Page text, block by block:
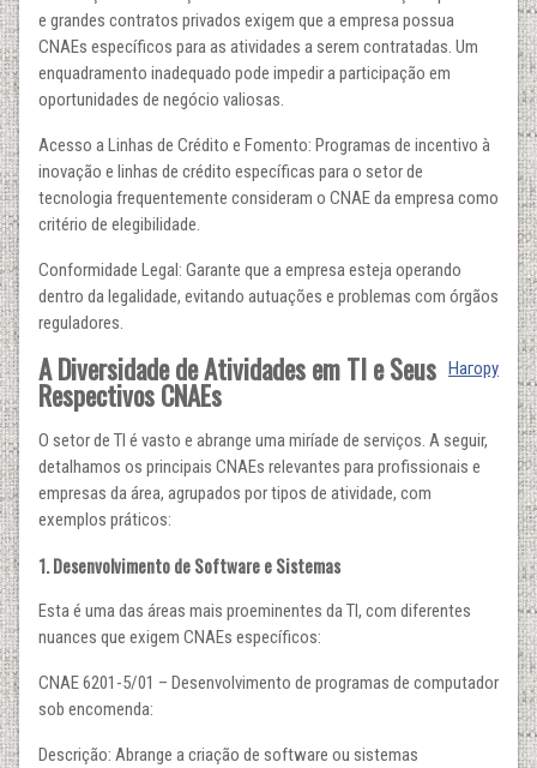
e grandes contratos privados exigem que a empresa possua
CNAEs específicos para as atividades a serem contratadas. Um
enquadramento inadequado pode impedir a participação em
oportunidades de negócio valiosas.
Acesso a Linhas de Crédito e Fomento: Programas de incentivo à
inovação e linhas de crédito específicas para o setor de
tecnologia frequentemente consideram o CNAE da empresa como
critério de elegibilidade.
Conformidade Legal: Garante que a empresa esteja operando
dentro da legalidade, evitando autuações e problemas com órgãos
reguladores.
Нагору
A Diversidade de Atividades em TI e Seus
Respectivos CNAEs
O setor de TI é vasto e abrange uma miríade de serviços. A seguir,
detalhamos os principais CNAEs relevantes para profissionais e
empresas da área, agrupados por tipos de atividade, com
exemplos práticos:
1. Desenvolvimento de Software e Sistemas
Esta é uma das áreas mais proeminentes da TI, com diferentes
nuances que exigem CNAEs específicos:
CNAE 6201-5/01 – Desenvolvimento de programas de computador
sob encomenda:
Descrição: Abrange a criação de software ou sistemas